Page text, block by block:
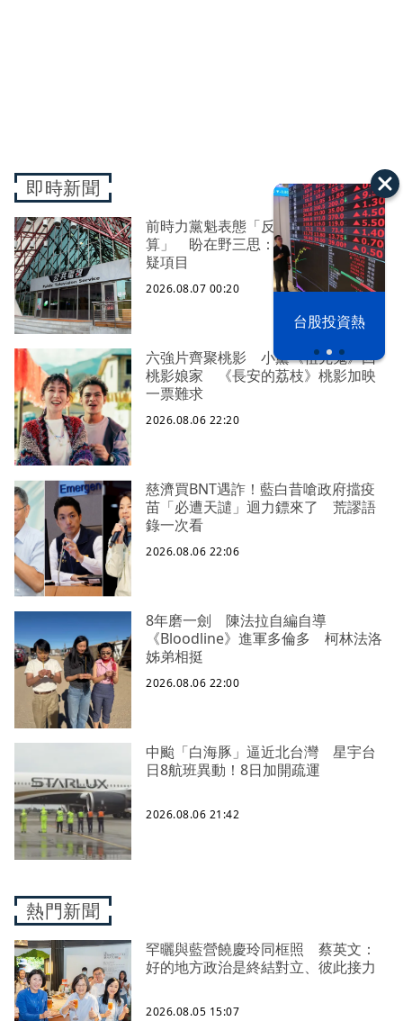
台股投資熱
即時新聞
前時力黨魁表態「反對刪公視預
算」 盼在野三思：改凍結處理受質
疑項目
2026.08.07 00:20
六強片齊聚桃影 小薰《祖先鬼》回
桃影娘家 《長安的荔枝》桃影加映
一票難求
2026.08.06 22:20
慈濟買BNT遇詐！藍白昔嗆政府擋疫
苗「必遭天譴」迴力鏢來了 荒謬語
錄一次看
2026.08.06 22:06
8年磨一劍 陳法拉自編自導
《Bloodline》進軍多倫多 柯林法洛
姊弟相挺
2026.08.06 22:00
中颱「白海豚」逼近北台灣 星宇台
日8航班異動！8日加開疏運
2026.08.06 21:42
熱門新聞
罕曬與藍營饒慶玲同框照 蔡英文：
好的地方政治是終結對立、彼此接力
2026.08.05 15:07